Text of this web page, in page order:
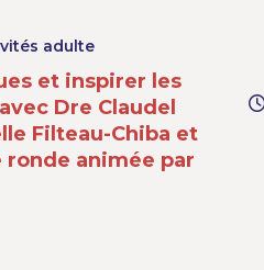
adulte
et inspirer les
Dre Claudel
Filteau-Chiba et
ronde animée par